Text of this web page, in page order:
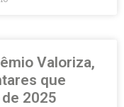
Valoriza,
que
2025